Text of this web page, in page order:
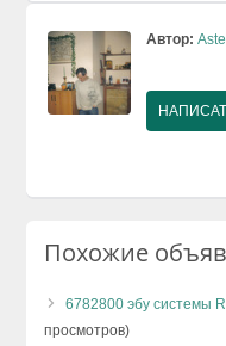
Автор:
Похожие
6782800 эбу системы
просмотров)